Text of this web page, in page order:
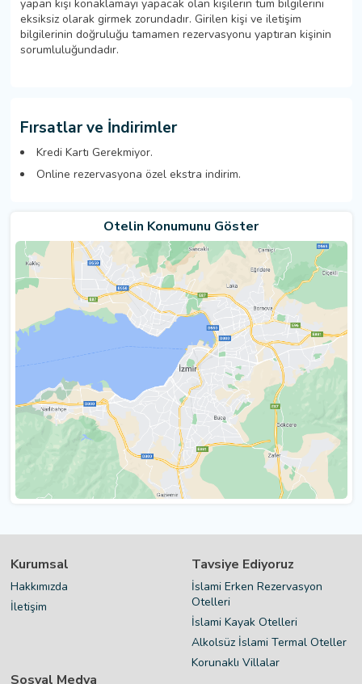
Fırsatlar ve İndirimler
Kredi Kartı Gerekmiyor.
Online rezervasyona özel ekstra indirim.
Otelin Konumunu Göster
yapan kişi konaklamayı yapacak olan kişilerin tüm bilgilerini
eksiksiz olarak girmek zorundadır. Girilen kişi ve iletişim
bilgilerinin doğruluğu tamamen rezervasyonu yaptıran kişinin
sorumluluğundadır.
Kurumsal
Hakkımızda
İletişim
Tavsiye Ediyoruz
İslami Erken Rezervasyon
Otelleri
İslami Kayak Otelleri
Alkolsüz İslami Termal Oteller
Korunaklı Villalar
Sosyal Medya